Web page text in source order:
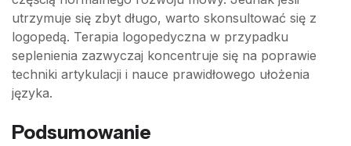
utrzymuje się zbyt długo, warto skonsultować się z
logopedą. Terapia logopedyczna w przypadku
seplenienia zazwyczaj koncentruje się na poprawie
techniki artykulacji i nauce prawidłowego ułożenia
języka.
Podsumowanie